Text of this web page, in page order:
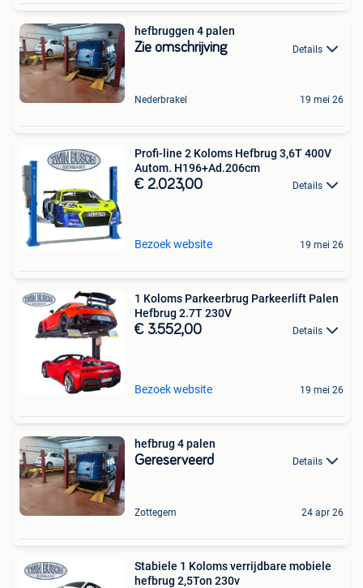
hefbruggen 4 palen
Zie omschrijving Details
Nederbrakel 19 mei 26
Profi-line 2 Koloms Hefbrug 3,6T 400V
Autom. H196+Ad.206cm
€ 2.023,00 Details
Bezoek website 19 mei 26
1 Koloms Parkeerbrug Parkeerlift Palen
Hefbrug 2.7T 230V
€ 3.552,00 Details
Bezoek website 19 mei 26
hefbrug 4 palen
Gereserveerd Details
Zottegem 24 apr 26
Stabiele 1 Koloms verrijdbare mobiele
hefbrug 2,5Ton 230v